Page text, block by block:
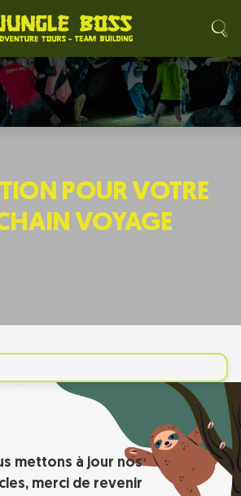
POUR VOTRE
VOYAGE
mettons à jour nos
merci de revenir